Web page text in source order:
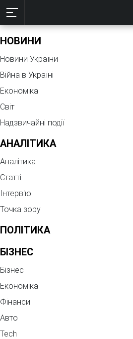
НОВИНИ
Новини України
Війна в Україні
Економіка
Світ
Надзвичайні події
АНАЛІТИКА
Аналітика
Статті
Інтерв'ю
Точка зору
ПОЛІТИКА
БІЗНЕС
Бізнес
Економіка
Фінанси
Авто
Tech